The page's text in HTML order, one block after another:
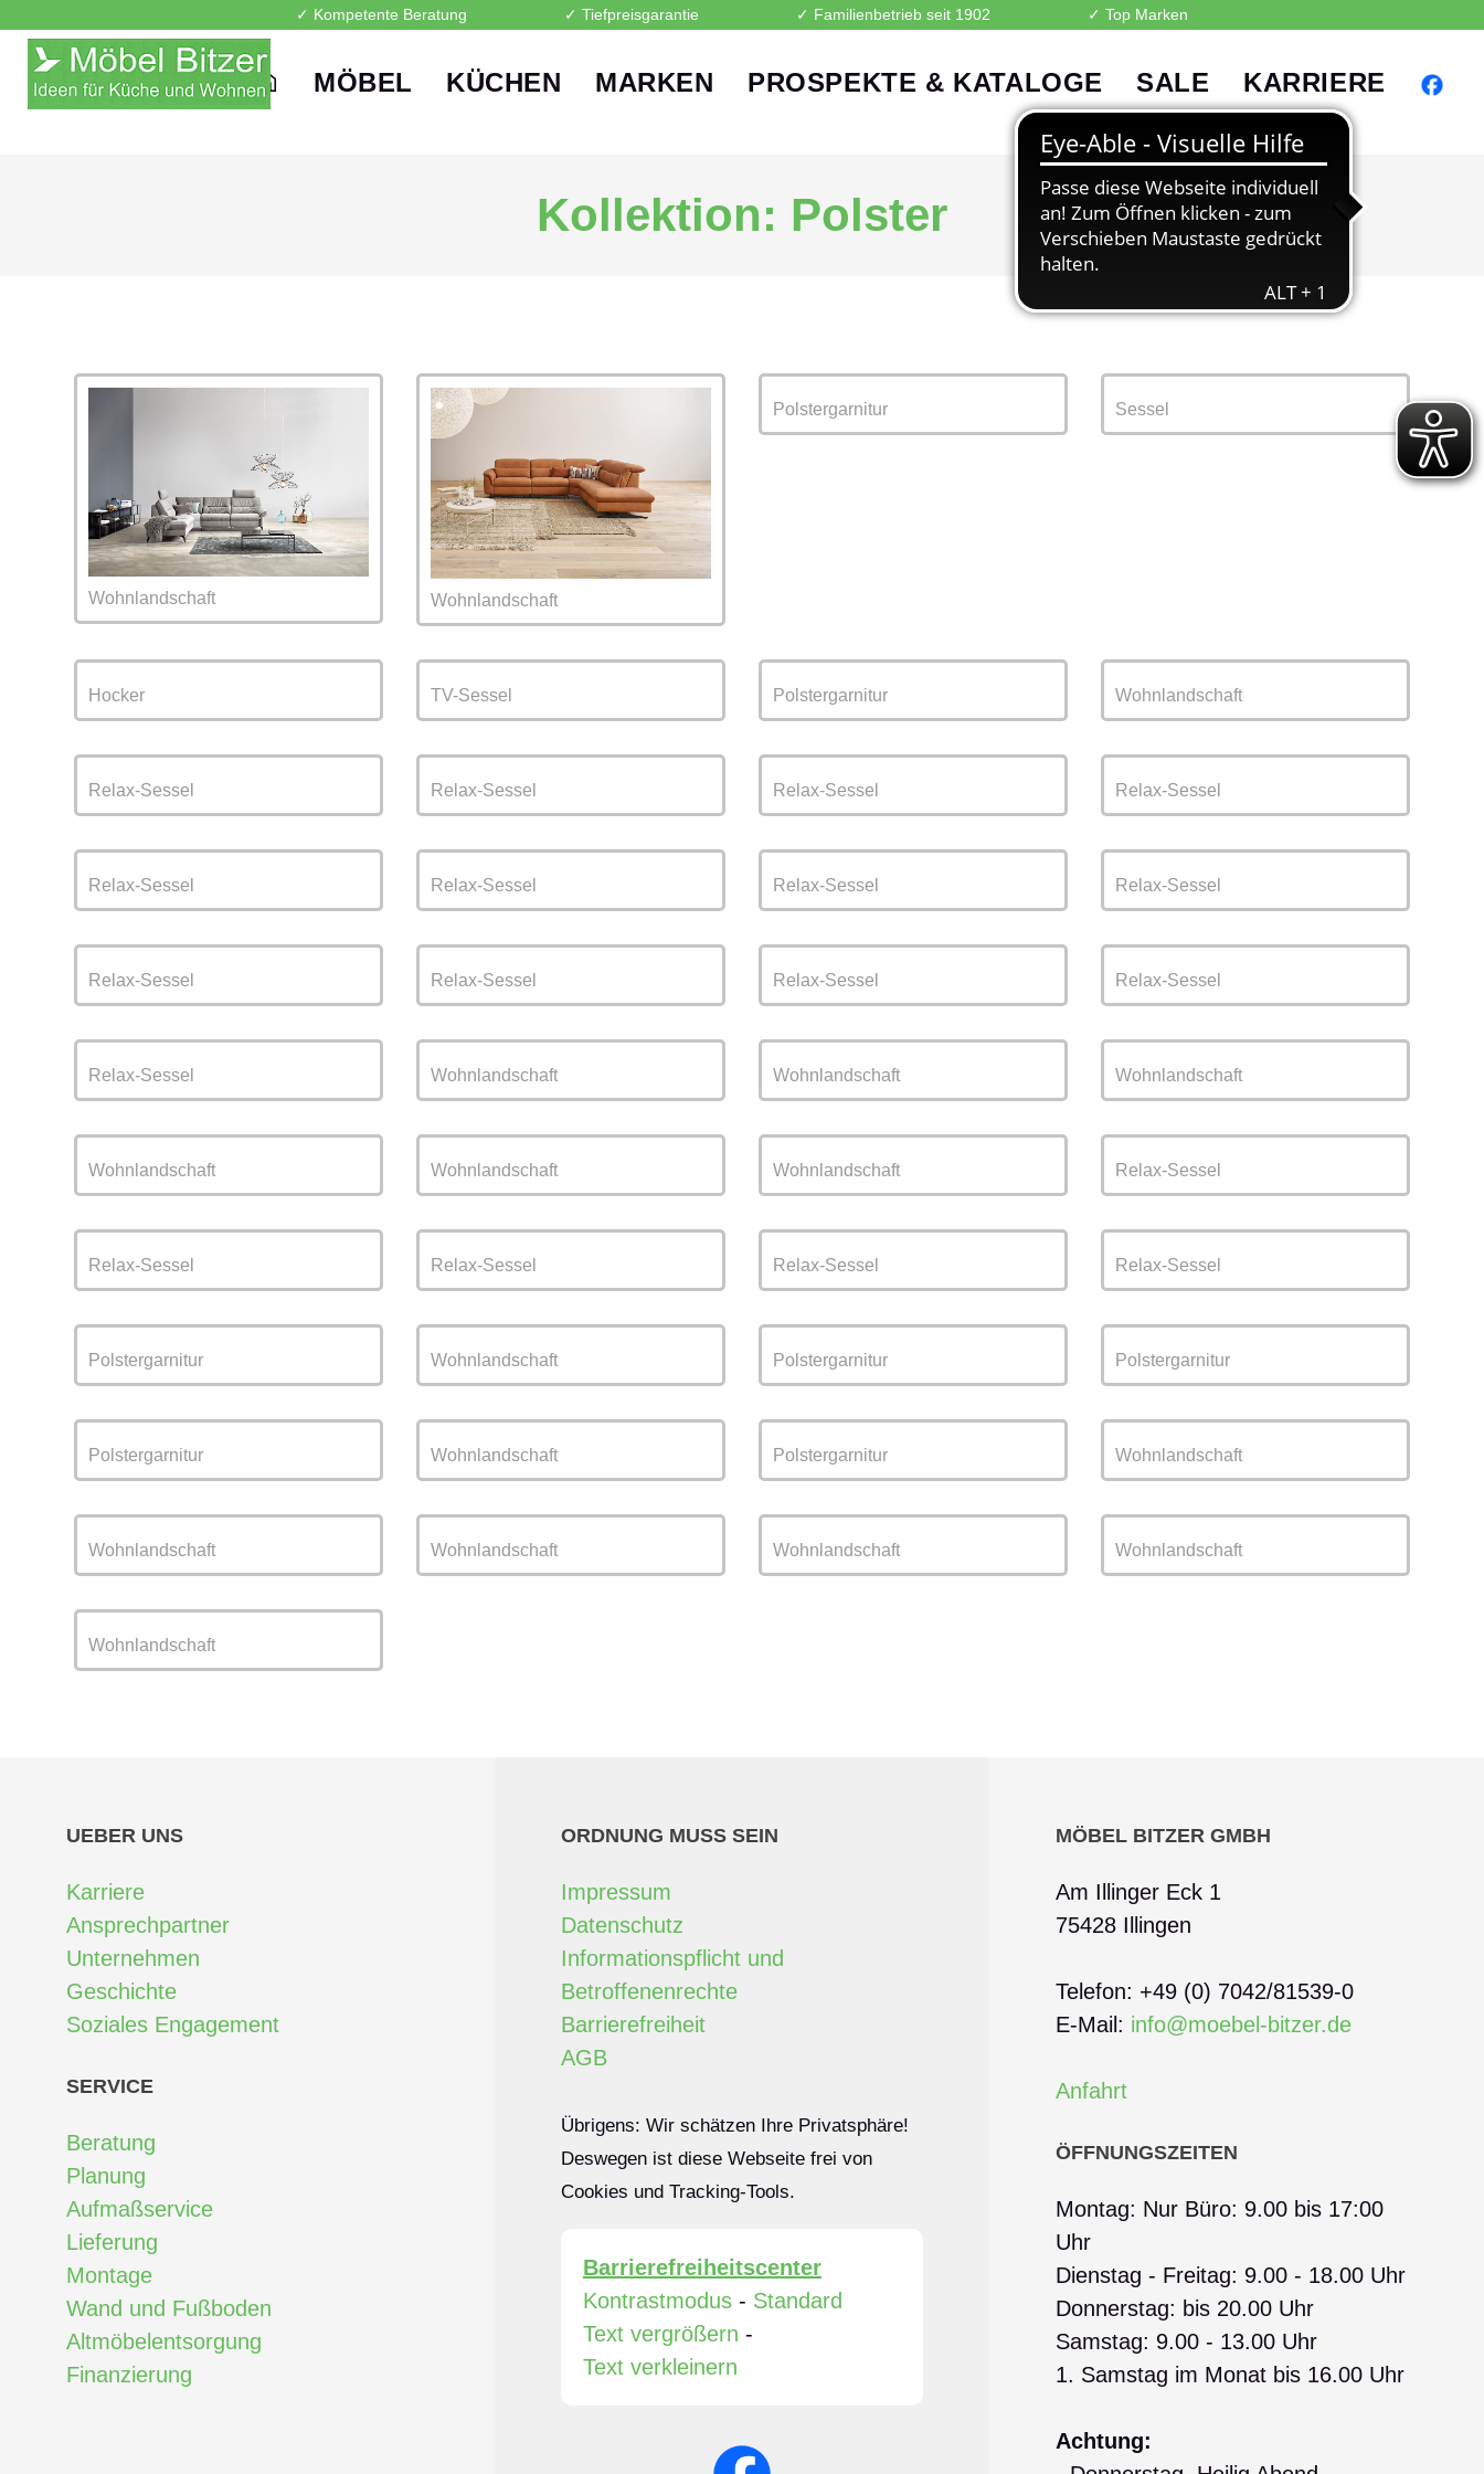
✓ Kompetente Beratung ✓ Tiefpreisgarantie ✓ Familienbetrieb seit 1902 ✓ Top Marken
MÖBEL KÜCHEN MARKEN PROSPEKTE & KATALOGE SALE KARRIERE
Kollektion: Polster
Wohnlandschaft Wohnlandschaft
Polstergarnitur Sessel
Hocker TV-Sessel Polstergarnitur Wohnlandschaft
Relax-Sessel Relax-Sessel Relax-Sessel Relax-Sessel
Relax-Sessel Relax-Sessel Relax-Sessel Relax-Sessel
Relax-Sessel Relax-Sessel Relax-Sessel Relax-Sessel
Relax-Sessel Wohnlandschaft Wohnlandschaft Wohnlandschaft
Wohnlandschaft Wohnlandschaft Wohnlandschaft Relax-Sessel
Relax-Sessel Relax-Sessel Relax-Sessel Relax-Sessel
Polstergarnitur Wohnlandschaft Polstergarnitur Polstergarnitur
Polstergarnitur Wohnlandschaft Polstergarnitur Wohnlandschaft
Wohnlandschaft Wohnlandschaft Wohnlandschaft Wohnlandschaft
Wohnlandschaft
UEBER UNS
Karriere
Ansprechpartner
Unternehmen
Geschichte
Soziales Engagement
SERVICE
Beratung
Planung
Aufmaßservice
Lieferung
Montage
Wand und Fußboden
Altmöbelentsorgung
Finanzierung
ORDNUNG MUSS SEIN
Impressum
Datenschutz
Informationspflicht und
Betroffenenrechte
Barrierefreiheit
AGB
Übrigens: Wir schätzen Ihre Privatsphäre!
Deswegen ist diese Webseite frei von
Cookies und Tracking-Tools.
Barrierefreiheitscenter
Kontrastmodus - Standard
Text vergrößern -
Text verkleinern
MÖBEL BITZER GMBH
Am Illinger Eck 1
75428 Illingen
Telefon: +49 (0) 7042/81539-0
E-Mail: info@moebel-bitzer.de
Anfahrt
ÖFFNUNGSZEITEN
Montag: Nur Büro: 9.00 bis 17:00
Uhr
Dienstag - Freitag: 9.00 - 18.00 Uhr
Donnerstag: bis 20.00 Uhr
Samstag: 9.00 - 13.00 Uhr
1. Samstag im Monat bis 16.00 Uhr
Achtung: